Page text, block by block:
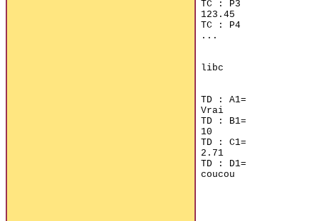
TC : P3
123.45
TC : P4
...
libc
TD : A1=
Vrai
TD : B1=
10
TD : C1=
2.71
TD : D1=
coucou